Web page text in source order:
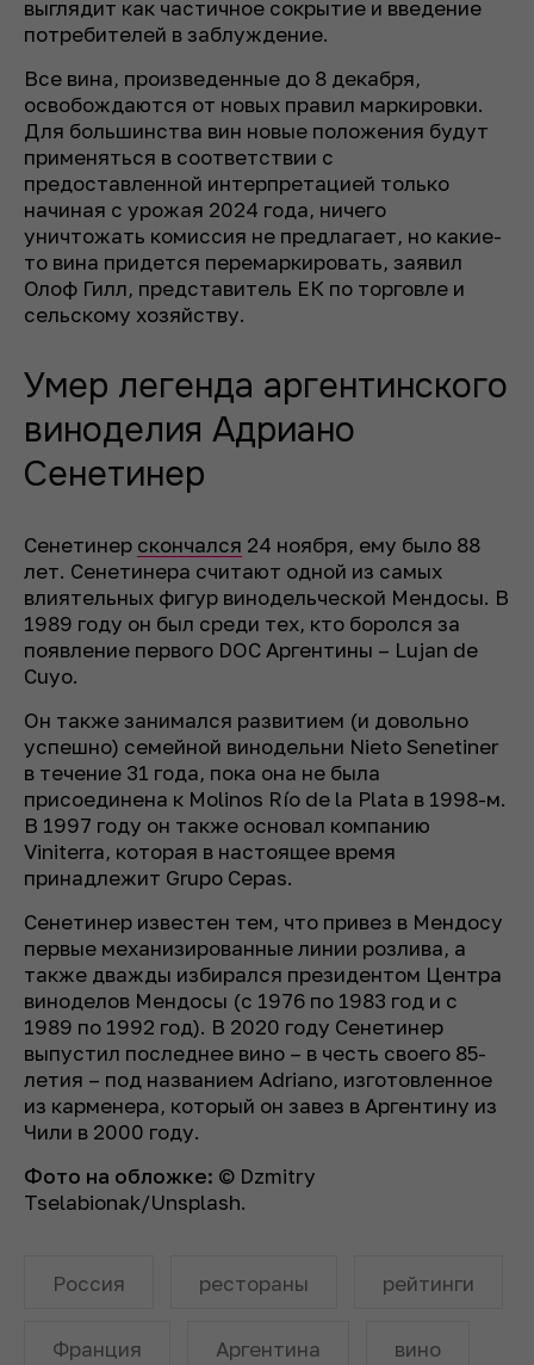
выглядит как частичное сокрытие и введение
потребителей в заблуждение.
Все вина, произведенные до 8 декабря,
освобождаются от новых правил маркировки.
Для большинства вин новые положения будут
применяться в соответствии с
предоставленной интерпретацией только
начиная с урожая 2024 года, ничего
уничтожать комиссия не предлагает, но какие-
то вина придется перемаркировать, заявил
Олоф Гилл, представитель ЕК по торговле и
сельскому хозяйству.
Умер легенда аргентинского
виноделия Адриано
Сенетинер
Сенетинер скончался 24 ноября, ему было 88
лет. Сенетинера считают одной из самых
влиятельных фигур винодельческой Мендосы. В
1989 году он был среди тех, кто боролся за
появление первого DOC Аргентины – Lujan de
Cuyo.
Он также занимался развитием (и довольно
успешно) семейной винодельни Nieto Senetiner
в течение 31 года, пока она не была
присоединена к Molinos Río de la Plata в 1998-м.
В 1997 году он также основал компанию
Viniterra, которая в настоящее время
принадлежит Grupo Cepas.
Сенетинер известен тем, что привез в Мендосу
первые механизированные линии розлива, а
также дважды избирался президентом Центра
виноделов Мендосы (с 1976 по 1983 год и с
1989 по 1992 год). В 2020 году Сенетинер
выпустил последнее вино – в честь своего 85-
летия – под названием Adriano, изготовленное
из карменера, который он завез в Аргентину из
Чили в 2000 году.
Фото на обложке: © Dzmitry
Tselabionak/Unsplash.
Россия рестораны рейтинги
Франция Аргентина вино